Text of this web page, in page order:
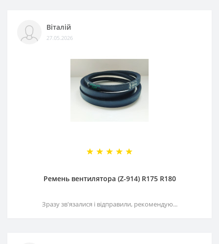
Віталій
27.05.2026
Ремень вентилятора (Z-914) R175 R180
Зразу зв'язалися і відправили, рекомендую...